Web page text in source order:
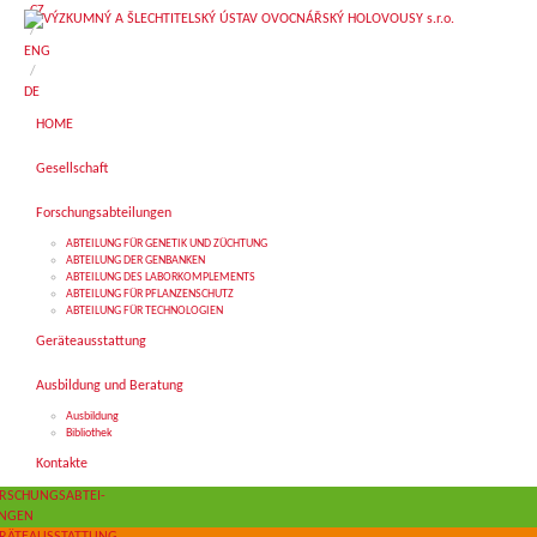
CZ
/
ENG
/
DE
HOME
Gesellschaft
Forschungsabteilungen
ABTEILUNG FÜR GENETIK UND ZÜCHTUNG
ABTEILUNG DER GENBANKEN
ABTEILUNG DES LABORKOMPLEMENTS
ABTEILUNG FÜR PFLANZENSCHUTZ
ABTEILUNG FÜR TECHNOLOGIEN
Geräteausstattung
Ausbildung und Beratung
Ausbildung
Bibliothek
Kontakte